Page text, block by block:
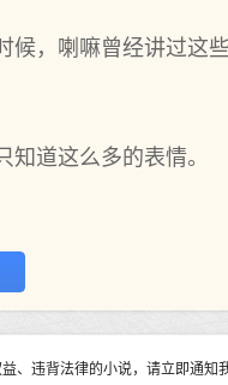
，喇嘛曾经讲过这
道这么多的表情。
、违背法律的小说，请立即通知我